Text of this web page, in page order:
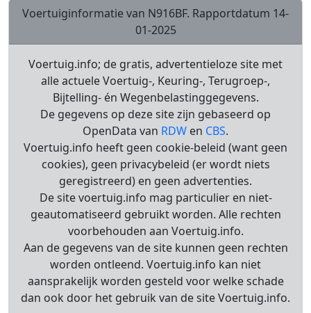
Voertuiginformatie van N916BF. Rapportdatum 14-
01-2025
Voertuig.info; de gratis, advertentieloze site met
alle actuele Voertuig-, Keuring-, Terugroep-,
Bijtelling- én Wegenbelastinggegevens.
De gegevens op deze site zijn gebaseerd op
OpenData van RDW en CBS.
Voertuig.info heeft geen cookie-beleid (want geen
cookies), geen privacybeleid (er wordt niets
geregistreerd) en geen advertenties.
De site voertuig.info mag particulier en niet-
geautomatiseerd gebruikt worden. Alle rechten
voorbehouden aan Voertuig.info.
Aan de gegevens van de site kunnen geen rechten
worden ontleend. Voertuig.info kan niet
aansprakelijk worden gesteld voor welke schade
dan ook door het gebruik van de site Voertuig.info.